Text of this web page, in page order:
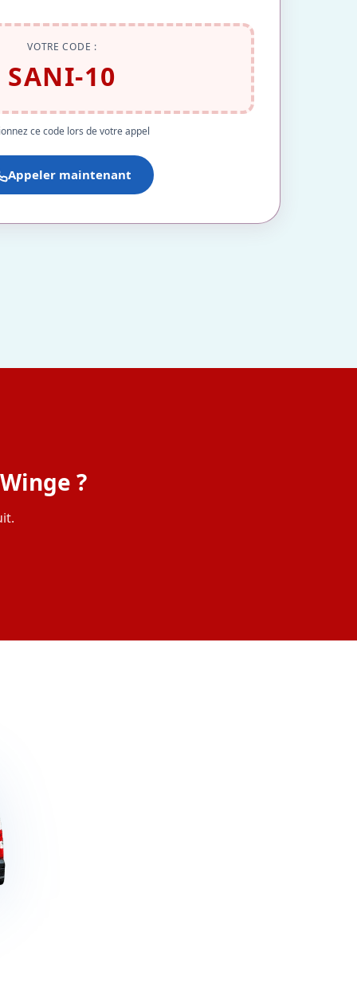
VOTRE CODE :
SANI-10
ce code lors de votre appel
Appeler maintenant
?